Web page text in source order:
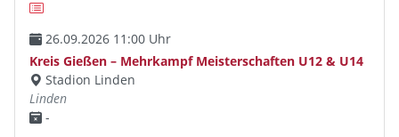
26.09.2026 11:00 Uhr
Kreis Gießen – Mehrkampf Meisterschaften U12 & U14
Stadion Linden
Linden
-